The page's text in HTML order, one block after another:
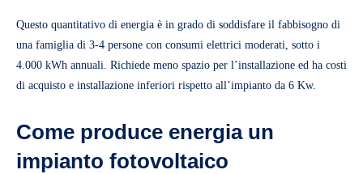
Questo quantitativo di energia è in grado di soddisfare il fabbisogno di
una famiglia di 3-4 persone con consumi elettrici moderati, sotto i
4.000 kWh annuali. Richiede meno spazio per l’installazione ed ha costi
di acquisto e installazione inferiori rispetto all’impianto da 6 Kw.
Come produce energia un
impianto fotovoltaico